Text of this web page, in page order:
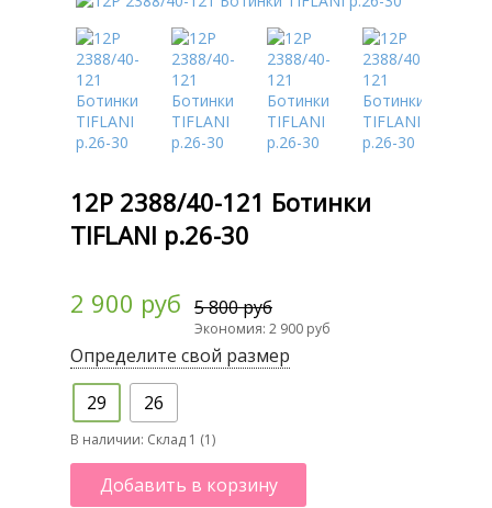
12Р 2388/40-121 Ботинки
TIFLANI р.26-30
2 900 руб 5 800 руб
Экономия: 2 900 руб
Определите свой размер
29
26
В наличии: Склад 1 (1)
Добавить в корзину